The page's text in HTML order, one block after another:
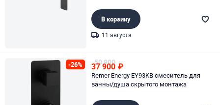
В корзину
11 августа
-26% 50 900
37 900 ₽
Remer Energy EY93KB смеситель для
ванны/душа скрытого монтажа